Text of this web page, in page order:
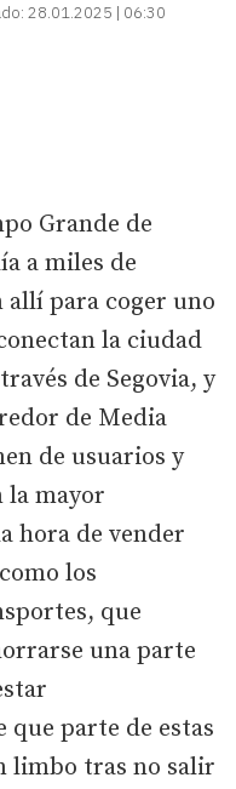
28.01.2025 | 06:30
Grande de
a miles de
allí para coger uno
la ciudad
de Segovia, y
de Media
de usuarios y
la mayor
hora de vender
los
que
una parte
que parte de estas
limbo tras no salir